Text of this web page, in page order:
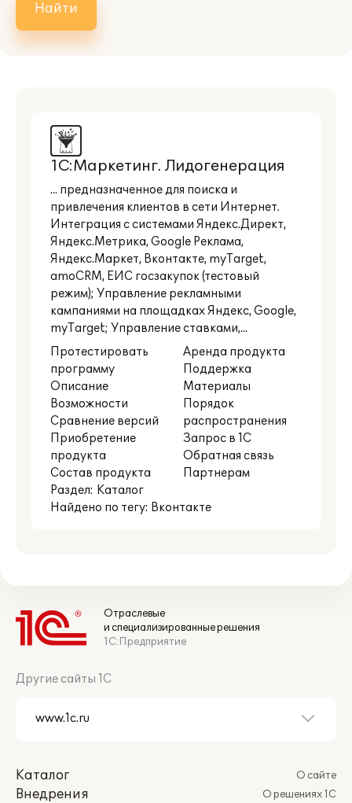
Найти
1С:Маркетинг. Лидогенерация
... предназначенное для поиска и
привлечения клиентов в сети Интернет.
Интеграция с системами Яндекс.Директ,
Яндекс.Метрика, Google Реклама,
Яндекс.Маркет, Вконтакте, myTarget,
amoCRM, ЕИС госзакупок (тестовый
режим); Управление рекламными
кампаниями на площадках Яндекс, Google,
myTarget; Управление ставками,...
Протестировать
программу
Описание
Возможности
Сравнение версий
Приобретение
продукта
Состав продукта
Аренда продукта
Поддержка
Материалы
Порядок
распространения
Запрос в 1С
Обратная связь
Партнерам
Раздел: Каталог
Найдено по тегу: Вконтакте
Отраслевые
и специализированные решения
1С:Предприятие
Другие сайты 1С
Каталог
Внедрения
О сайте
О решениях 1С